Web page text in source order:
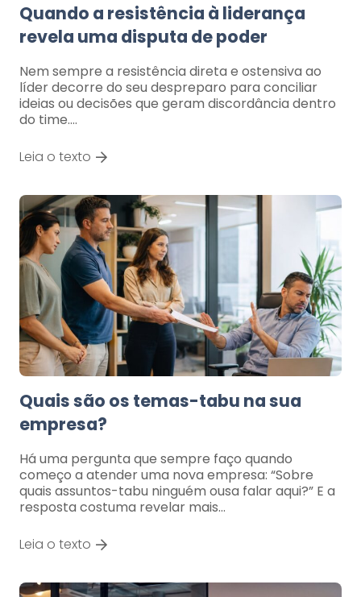
Quando a resistência à liderança
revela uma disputa de poder
Nem sempre a resistência direta e ostensiva ao
líder decorre do seu despreparo para conciliar
ideias ou decisões que geram discordância dentro
do time.…
Leia o texto
Quais são os temas-tabu na sua
empresa?
Há uma pergunta que sempre faço quando
começo a atender uma nova empresa: “Sobre
quais assuntos-tabu ninguém ousa falar aqui?” E a
resposta costuma revelar mais…
Leia o texto